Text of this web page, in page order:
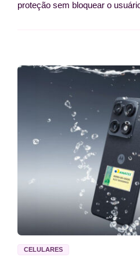
proteção sem bloquear o
CELULARES